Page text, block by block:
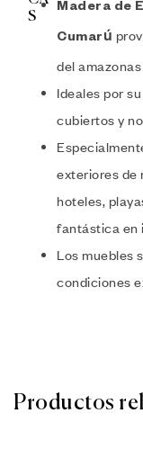
Madera de
Cumarú
del
Ideales por
cubiertos y
exteriores de
hoteles,
fantástica en
Los muebles
condiciones
Productos